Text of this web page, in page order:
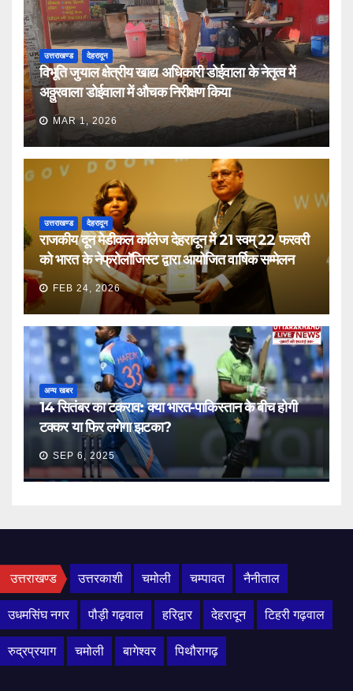
उत्तराखण्ड देहरादून
विभूति जुयाल क्षेत्रीय खाद्य अधिकारी डोईवाला के नेतृत्व में
अठ्ठुरवाला डोईवाला में औचक निरीक्षण किया
MAR 1, 2026
उत्तराखण्ड देहरादून
राजकीय दून मेडीकल कॉलेज देहरादून में 21 स्वम् 22 फरवरी
को भारत के नेफ्रोलॉजिस्ट द्वारा आयोजित वार्षिक सम्मेलन
FEB 24, 2026
अन्य खबर
14 सितंबर का टकराव: क्या भारत-पाकिस्तान के बीच होगी
टक्कर या फिर लगेगा झटका?
SEP 6, 2025
उत्तराखण्ड उत्तरकाशी चमोली चम्पावत नैनीताल
उधमसिंघ नगर पौड़ी गढ़वाल हरिद्वार देहरादून टिहरी गढ़वाल
रुद्रप्रयाग चमोली बागेश्वर पिथौरागढ़